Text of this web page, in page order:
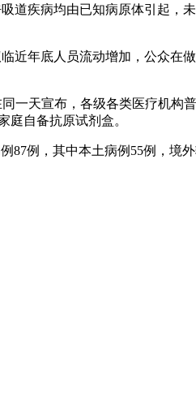
道疾病均由已知病原体引起，
近年底人员流动增加，公众
一天宣布，各级各类医疗机构
庭自备抗原试剂盒。
例，其中本土病例55例，境外